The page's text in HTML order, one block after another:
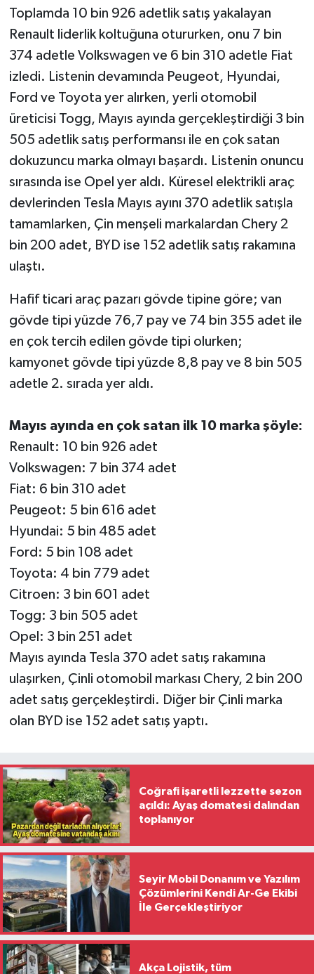
Toplamda 10 bin 926 adetlik satış yakalayan
Renault liderlik koltuğuna otururken, onu 7 bin
374 adetle Volkswagen ve 6 bin 310 adetle Fiat
izledi. Listenin devamında Peugeot, Hyundai,
Ford ve Toyota yer alırken, yerli otomobil
üreticisi Togg, Mayıs ayında gerçekleştirdiği 3 bin
505 adetlik satış performansı ile en çok satan
dokuzuncu marka olmayı başardı. Listenin onuncu
sırasında ise Opel yer aldı. Küresel elektrikli araç
devlerinden Tesla Mayıs ayını 370 adetlik satışla
tamamlarken, Çin menşeli markalardan Chery 2
bin 200 adet, BYD ise 152 adetlik satış rakamına
ulaştı.
Hafif ticari araç pazarı gövde tipine göre; van
gövde tipi yüzde 76,7 pay ve 74 bin 355 adet ile
en çok tercih edilen gövde tipi olurken;
kamyonet gövde tipi yüzde 8,8 pay ve 8 bin 505
adetle 2. sırada yer aldı.
Mayıs ayında en çok satan ilk 10 marka şöyle:
Renault: 10 bin 926 adet
Volkswagen: 7 bin 374 adet
Fiat: 6 bin 310 adet
Peugeot: 5 bin 616 adet
Hyundai: 5 bin 485 adet
Ford: 5 bin 108 adet
Toyota: 4 bin 779 adet
Citroen: 3 bin 601 adet
Togg: 3 bin 505 adet
Opel: 3 bin 251 adet
Mayıs ayında Tesla 370 adet satış rakamına
ulaşırken, Çinli otomobil markası Chery, 2 bin 200
adet satış gerçekleştirdi. Diğer bir Çinli marka
olan BYD ise 152 adet satış yaptı.
Coğrafi işaretli lezzette sezon
açıldı: Ayaş domatesi dalından
toplanıyor
Seyir Mobil Donanım ve Yazılım
Çözümlerini Kendi Ar-Ge Ekibi
İle Gerçekleştiriyor
Akça Lojistik, tüm